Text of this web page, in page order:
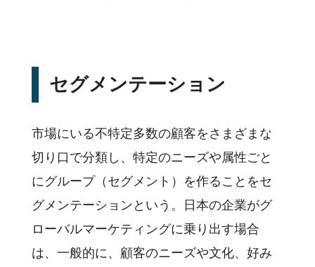
セグメンテーション
市場にいる不特定多数の顧客をさまざまな
切り口で分類し、特定のニーズや属性ごと
にグループ（セグメント）を作ることをセ
グメンテーションという。日本の企業がグ
ローバルマーケティングに乗り出す場合
は、一般的に、顧客のニーズや文化、好み